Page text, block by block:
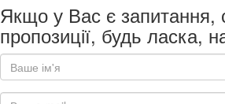
Якщо у Вас є запитання,
пропозиції, будь ласка,